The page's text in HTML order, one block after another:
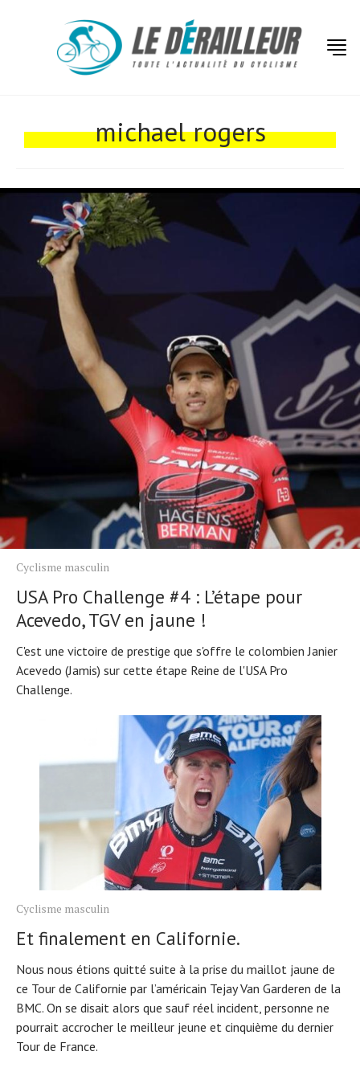
michael rogers
Cyclisme masculin
USA Pro Challenge #4 : L’étape pour
Acevedo, TGV en jaune !
C'est une victoire de prestige que s'offre le colombien Janier
Acevedo (Jamis) sur cette étape Reine de l'USA Pro
Challenge.
Cyclisme masculin
Et finalement en Californie.
Nous nous étions quitté suite à la prise du maillot jaune de
ce Tour de Californie par l’américain Tejay Van Garderen de la
BMC. On se disait alors que sauf réel incident, personne ne
pourrait accrocher le meilleur jeune et cinquième du dernier
Tour de France.
Tests de produits
Conseils
Tendances
Tous nos articles
À propos